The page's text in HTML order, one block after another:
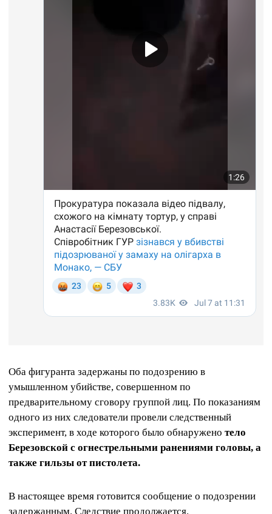
Оба фигуранта задержаны по подозрению в
умышленном убийстве, совершенном по
предварительному сговору группой лиц. По показаниям
одного из них следователи провели следственный
эксперимент, в ходе которого было обнаружено тело
Березовской с огнестрельными ранениями головы, а
также гильзы от пистолета.
В настоящее время готовится сообщение о подозрении
задержанным. Следствие продолжается.